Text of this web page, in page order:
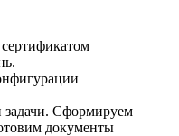
сертификатом
Сформируем
документы